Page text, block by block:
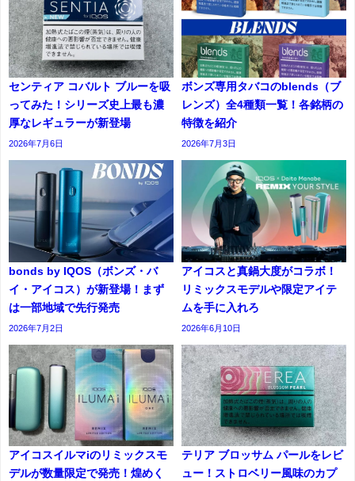
センティア コバルト ブルーを吸
ってみた！シリーズ史上最も濃
厚なレギュラーが新登場
2026年7月6日
ボンズ専用タバコのblends（ブ
レンズ）全4種類一覧！各銘柄の
特徴を紹介
2026年7月3日
bonds by IQOS（ボンズ・バ
イ・アイコス）が新登場！まず
は一部地域で先行発売
2026年7月2日
アイコスと真鍋大度がコラボ！
リミックスモデルや限定アイテ
ムを手に入れろ
2026年6月10日
アイコスイルマiのリミックスモ
デルが数量限定で発売！煌めく
テリア ブロッサム パールをレビ
ュー！ストロベリー風味のカプ